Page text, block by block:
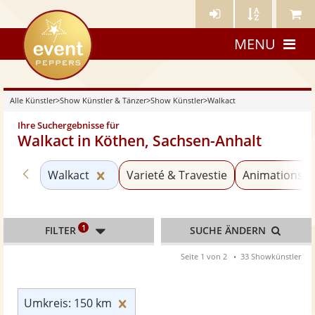
Künstler- Künstler Meine
eventpeppers
MENU
Alle Künstler>Show Künstler & Tänzer>Show Künstler>Walkact
Ihre Suchergebnisse für
Walkact in Köthen, Sachsen-Anhalt
Zurück zu «Show Künstler»
Walkact Kategorie «Walkact» zurücksetzen
Varieté & Travestie
Umkreis: 150 km
FILTER 1 SUCHE ÄNDERN
Seite 1 von 2 33 Showkünstler